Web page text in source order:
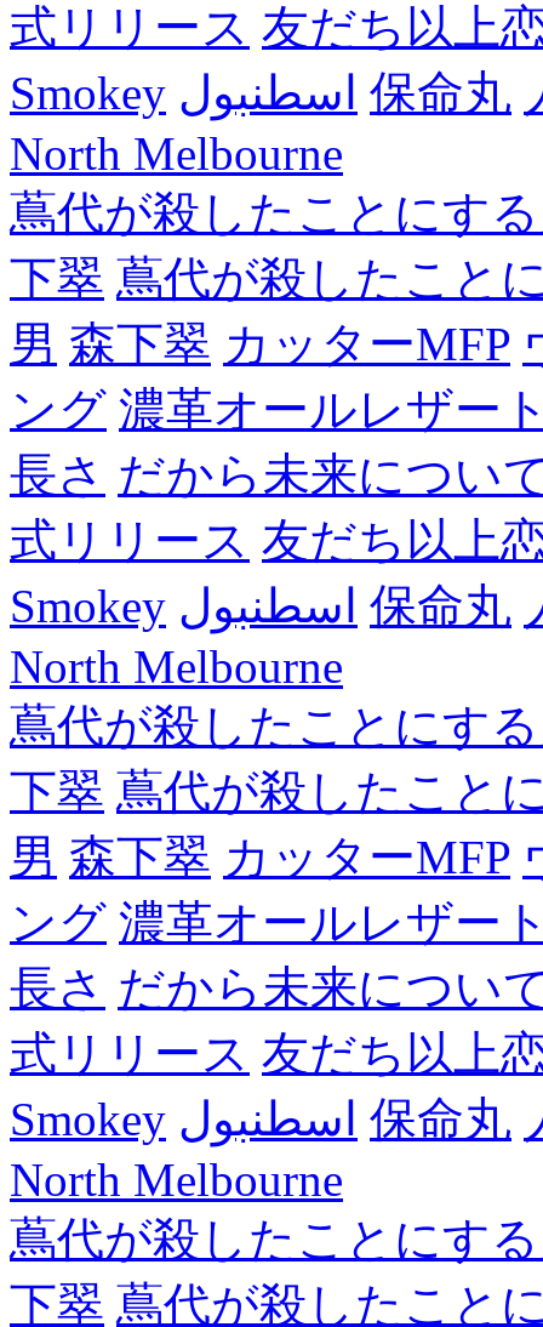
式リリース 友だち以上
Smokey اسطنبول 保命丸
North Melbourne
蔦代が殺したことにす
下翠 蔦代が殺したこと
男 森下翠 カッターMFP
ング 濃革オールレザー
長さ だから未来につい
式リリース 友だち以上
Smokey اسطنبول 保命丸
North Melbourne
蔦代が殺したことにす
下翠 蔦代が殺したこと
男 森下翠 カッターMFP
ング 濃革オールレザー
長さ だから未来につい
式リリース 友だち以上
Smokey اسطنبول 保命丸
North Melbourne
蔦代が殺したことにす
下翠 蔦代が殺したこと